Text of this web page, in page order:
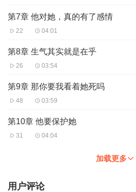
第7章 他对她，真的有了感情
22 04:01
第8章 生气其实就是在乎
26 03:54
第9章 那你要我看着她死吗
48 03:59
第10章 他要保护她
31 04:04
加载更多
用户评论